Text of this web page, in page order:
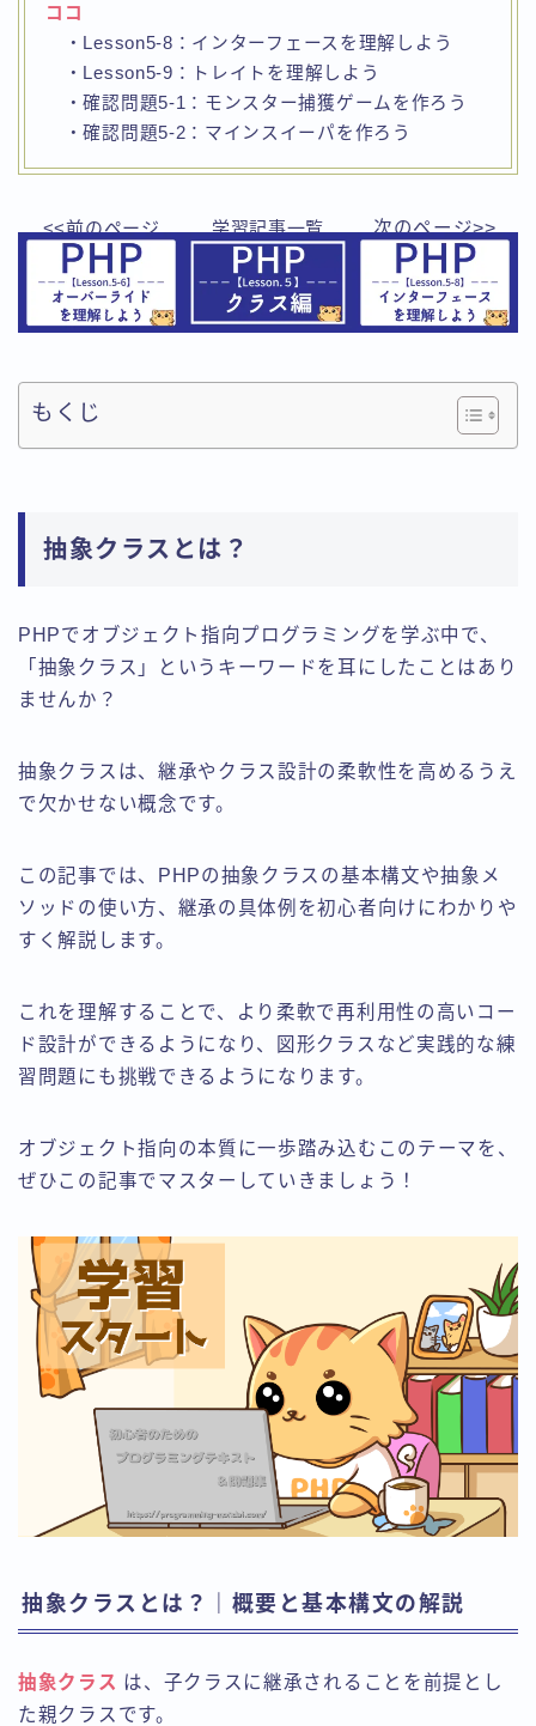
ココ
・Lesson5-8：インターフェースを理解しよう
・Lesson5-9：トレイトを理解しよう
・確認問題5-1：モンスター捕獲ゲームを作ろう
・確認問題5-2：マインスイーパを作ろう
<<前のページ 学習記事一覧 次のページ>>
もくじ
抽象クラスとは？
PHPでオブジェクト指向プログラミングを学ぶ中で、
「抽象クラス」というキーワードを耳にしたことはあり
ませんか？
抽象クラスは、継承やクラス設計の柔軟性を高めるうえ
で欠かせない概念です。
この記事では、PHPの抽象クラスの基本構文や抽象メ
ソッドの使い方、継承の具体例を初心者向けにわかりや
すく解説します。
これを理解することで、より柔軟で再利用性の高いコー
ド設計ができるようになり、図形クラスなど実践的な練
習問題にも挑戦できるようになります。
オブジェクト指向の本質に一歩踏み込むこのテーマを、
ぜひこの記事でマスターしていきましょう！
抽象クラスとは？｜概要と基本構文の解説
抽象クラス は、子クラスに継承されることを前提とし
た親クラスです。